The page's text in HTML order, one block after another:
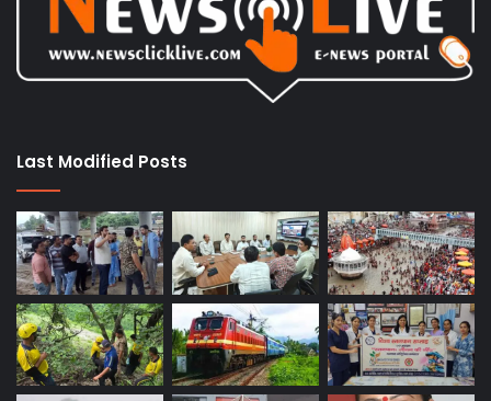
Last Modified Posts